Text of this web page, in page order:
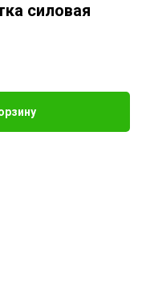
силовая